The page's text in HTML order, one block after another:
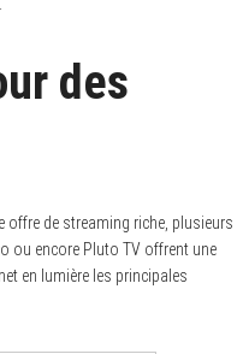
des
offre de streaming riche, plusieurs
ou encore Pluto TV offrent une
en lumière les principales